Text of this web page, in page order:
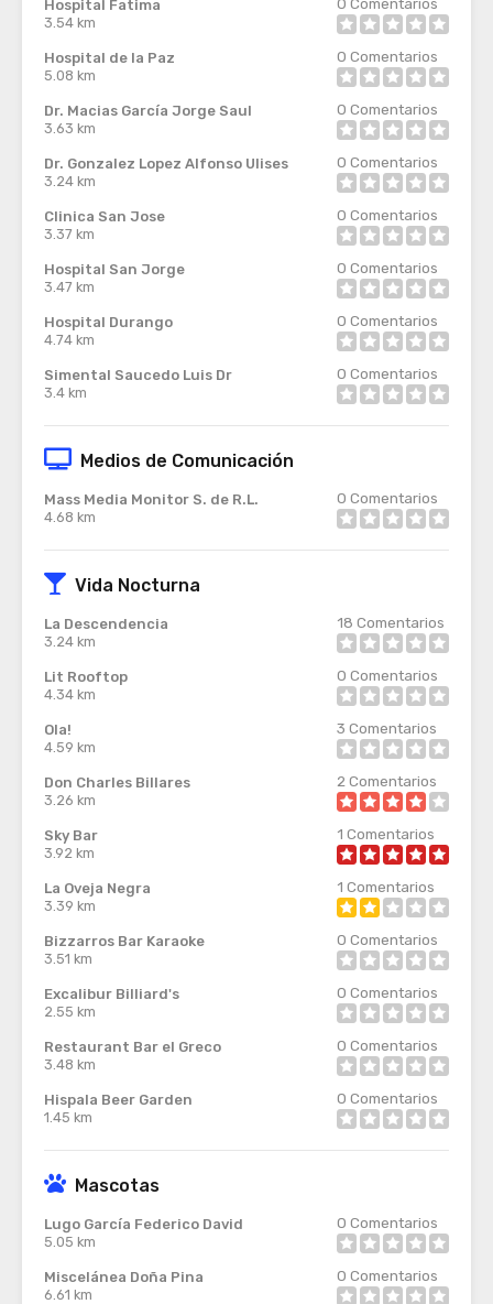
Hospital Fatima
3.54 km
Hospital de la Paz
5.08 km
0 Comentarios
Dr. Macias García Jorge Saul
3.63 km
0 Comentarios
Dr. Gonzalez Lopez Alfonso Ulises
3.24 km
0 Comentarios
Clinica San Jose
3.37 km
0 Comentarios
Hospital San Jorge
3.47 km
0 Comentarios
Hospital Durango
4.74 km
0 Comentarios
Simental Saucedo Luis Dr
3.4 km
0 Comentarios
Medios de Comunicación
Mass Media Monitor S. de R.L.
4.68 km
0 Comentarios
Vida Nocturna
La Descendencia
3.24 km
18 Comentarios
Lit Rooftop
4.34 km
0 Comentarios
Ola!
4.59 km
3 Comentarios
Don Charles Billares
3.26 km
2 Comentarios
Sky Bar
3.92 km
1 Comentarios
La Oveja Negra
3.39 km
1 Comentarios
Bizzarros Bar Karaoke
3.51 km
0 Comentarios
Excalibur Billiard's
2.55 km
0 Comentarios
Restaurant Bar el Greco
3.48 km
0 Comentarios
Hispala Beer Garden
1.45 km
0 Comentarios
Mascotas
Lugo García Federico David
5.05 km
0 Comentarios
Miscelánea Doña Pina
6.61 km
0 Comentarios